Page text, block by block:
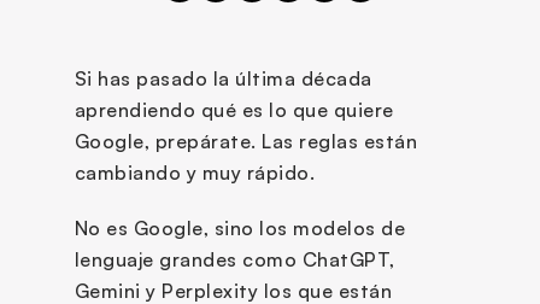
Si has pasado la última década
aprendiendo qué es lo que quiere
Google, prepárate. Las reglas están
cambiando y muy rápido.
No es Google, sino los modelos de
lenguaje grandes como ChatGPT,
Gemini y Perplexity los que están